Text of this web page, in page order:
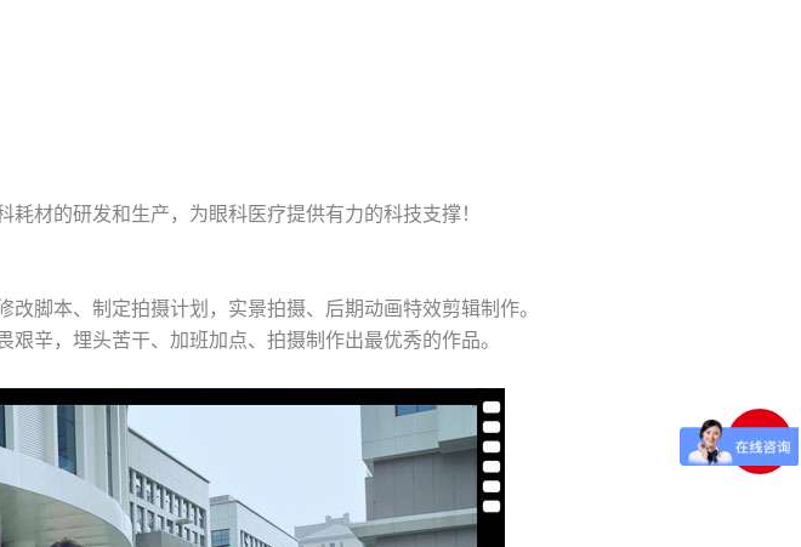
返回
材的研发和生产，为眼科医疗提供有力的科技支撑！
脚本、制定拍摄计划，实景拍摄、后期动画特效剪辑制作。
辛，埋头苦干、加班加点、拍摄制作出最优秀的作品。